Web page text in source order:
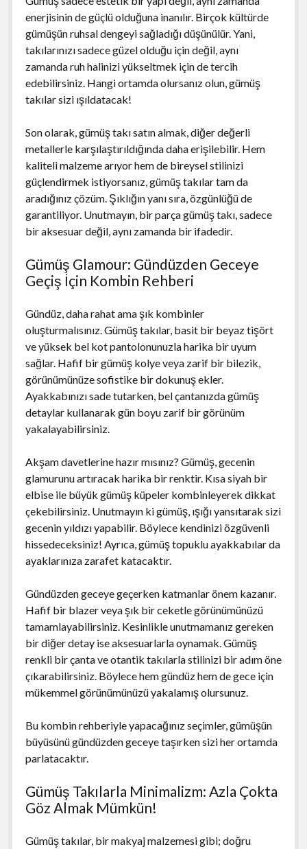
enerjisinin de güçlü olduğuna inanılır. Birçok kültürde
gümüşün ruhsal dengeyi sağladığı düşünülür. Yani,
takılarınızı sadece güzel olduğu için değil, aynı
zamanda ruh halinizi yükseltmek için de tercih
edebilirsiniz. Hangi ortamda olursanız olun, gümüş
takılar sizi ışıldatacak!
Son olarak, gümüş takı satın almak, diğer değerli
metallerle karşılaştırıldığında daha erişilebilir. Hem
kaliteli malzeme arıyor hem de bireysel stilinizi
güçlendirmek istiyorsanız, gümüş takılar tam da
aradığınız çözüm. Şıklığın yanı sıra, özgünlüğü de
garantiliyor. Unutmayın, bir parça gümüş takı, sadece
bir aksesuar değil, aynı zamanda bir ifadedir.
Gümüş Glamour: Gündüzden Geceye
Geçiş İçin Kombin Rehberi
Gündüz, daha rahat ama şık kombinler
oluşturmalısınız. Gümüş takılar, basit bir beyaz tişört
ve yüksek bel kot pantolonunuzla harika bir uyum
sağlar. Hafif bir gümüş kolye veya zarif bir bilezik,
görünümünüze sofistike bir dokunuş ekler.
Ayakkabınızı sade tutarken, bel çantanızda gümüş
detaylar kullanarak gün boyu zarif bir görünüm
yakalayabilirsiniz.
Akşam davetlerine hazır mısınız? Gümüş, gecenin
glamurunu artıracak harika bir renktir. Kısa siyah bir
elbise ile büyük gümüş küpeler kombinleyerek dikkat
çekebilirsiniz. Unutmayın ki gümüş, ışığı yansıtarak sizi
gecenin yıldızı yapabilir. Böylece kendinizi özgüvenli
hissedeceksiniz! Ayrıca, gümüş topuklu ayakkabılar da
ayaklarınıza zarafet katacaktır.
Gündüzden geceye geçerken katmanlar önem kazanır.
Hafif bir blazer veya şık bir ceketle görünümünüzü
tamamlayabilirsiniz. Kesinlikle unutmamanız gereken
bir diğer detay ise aksesuarlarla oynamak. Gümüş
renkli bir çanta ve otantik takılarla stilinizi bir adım öne
çıkarabilirsiniz. Böylece hem gündüz hem de gece için
mükemmel görünümünüzü yakalamış olursunuz.
Bu kombin rehberiyle yapacağınız seçimler, gümüşün
büyüsünü gündüzden geceye taşırken sizi her ortamda
parlatacaktır.
Gümüş Takılarla Minimalizm: Azla Çokta
Göz Almak Mümkün!
Gümüş takılar, bir makyaj malzemesi gibi; doğru